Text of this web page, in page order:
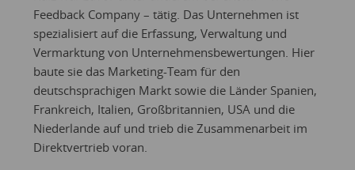
Feedback Company – tätig. Das Unternehmen ist
spezialisiert auf die Erfassung, Verwaltung und
Vermarktung von Unternehmensbewertungen. Hier
baute sie das Marketing-Team für den
deutschsprachigen Markt sowie die Länder Spanien,
Frankreich, Italien, Großbritannien, USA und die
Niederlande auf und trieb die Zusammenarbeit im
Direktvertrieb voran.